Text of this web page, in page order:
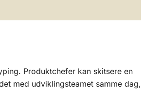
Produktchefer kan skitsere en
med udviklingsteamet samme dag,